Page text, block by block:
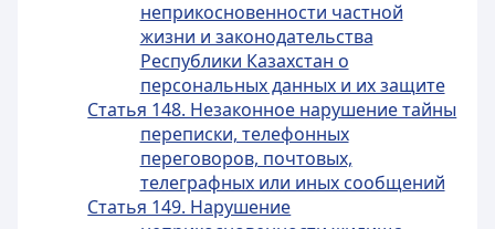
неприкосновенности частной
жизни и законодательства
Республики Казахстан о
персональных данных и их защите
Статья 148. Незаконное нарушение тайны
переписки, телефонных
переговоров, почтовых,
телеграфных или иных сообщений
Статья 149. Нарушение